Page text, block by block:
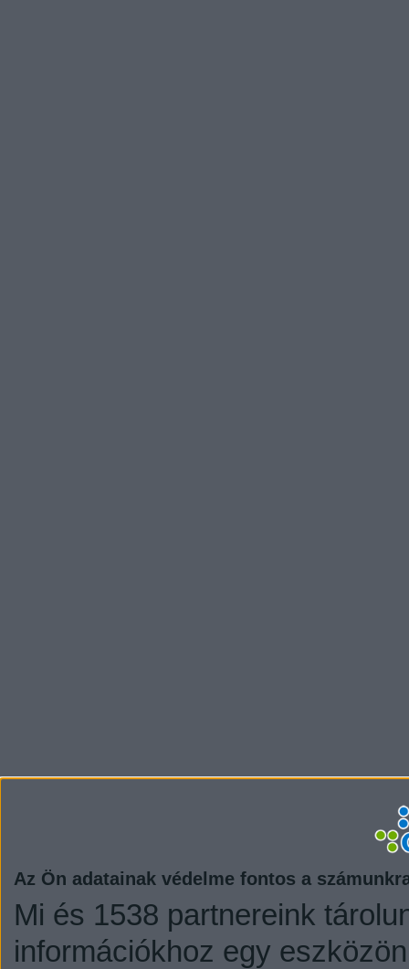
Az Ön adatainak védelme fontos a
Mi és 1538 partnereink
információkhoz egy